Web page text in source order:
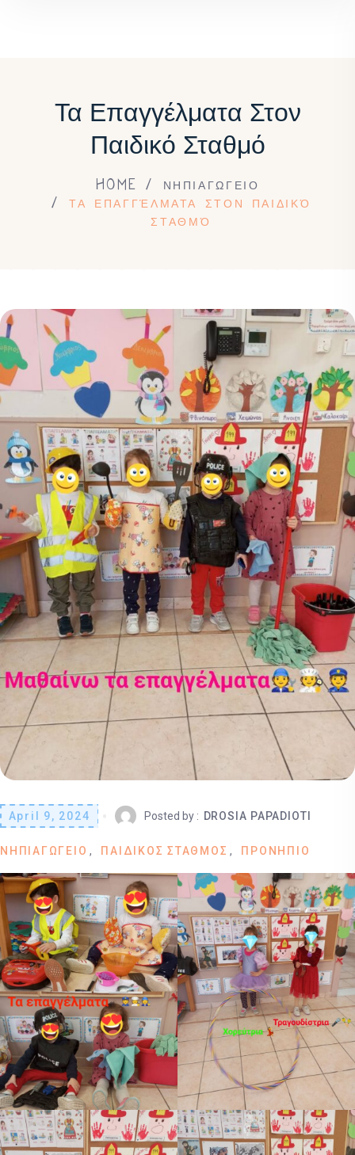
Τα Επαγγέλματα Στον
Παιδικό Σταθμό
HOME
ΝΗΠΙΑΓΩΓΕΙΟ
ΤΑ ΕΠΑΓΓΈΛΜΑΤΑ ΣΤΟΝ ΠΑΙΔΙΚΌ
ΣΤΑΘΜΌ
April 9, 2024 Posted by : DROSIA PAPADIOTI
ΝΗΠΙΑΓΩΓΕΙΟ ΠΑΙΔΙΚΟΣ ΣΤΑΘΜΟΣ ΠΡΟΝΗΠΙΟ